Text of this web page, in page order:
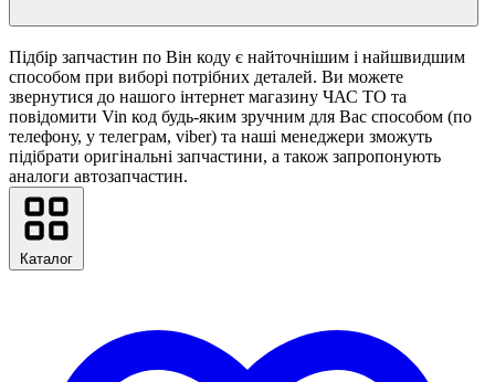
Підбір запчастин по Він коду є найточнішим і найшвидшим
способом при виборі потрібних деталей. Ви можете
звернутися до нашого інтернет магазину ЧАС ТО та
повідомити Vin код будь-яким зручним для Вас способом (по
телефону, у телеграм, viber) та наші менеджери зможуть
підібрати оригінальні запчастини, а також запропонують
аналоги автозапчастин.
Каталог